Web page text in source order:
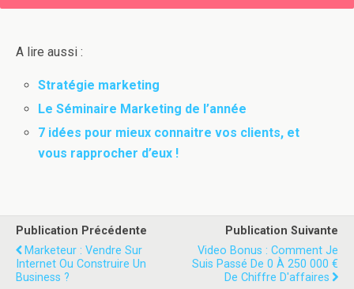
A lire aussi :
Stratégie marketing
Le Séminaire Marketing de l’année
7 idées pour mieux connaitre vos clients, et
vous rapprocher d’eux !
Publication Précédente
Marketeur : Vendre Sur
Internet Ou Construire Un
Business ?
Publication Suivante
Video Bonus : Comment Je
Suis Passé De 0 À 250 000 €
De Chiffre D'affaires